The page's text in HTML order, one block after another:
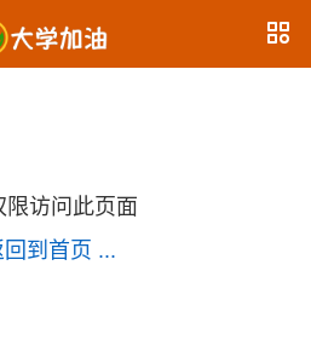
限访问此页面
到首页 ...